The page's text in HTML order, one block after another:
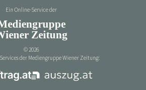
Ein Online-Service der
Zeitung
© 2026
der Mediengruppe Wiener Zeitung: